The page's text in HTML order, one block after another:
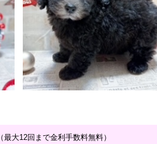
（最大12回まで金利手数料無料）